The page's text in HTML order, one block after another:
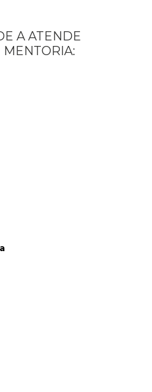
A ATENDE